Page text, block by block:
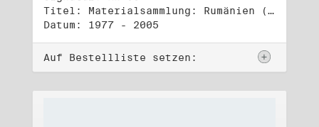
Titel: Materialsammlung: Rumänien (1)
Datum: 1977 - 2005
Auf Bestellliste setzen: